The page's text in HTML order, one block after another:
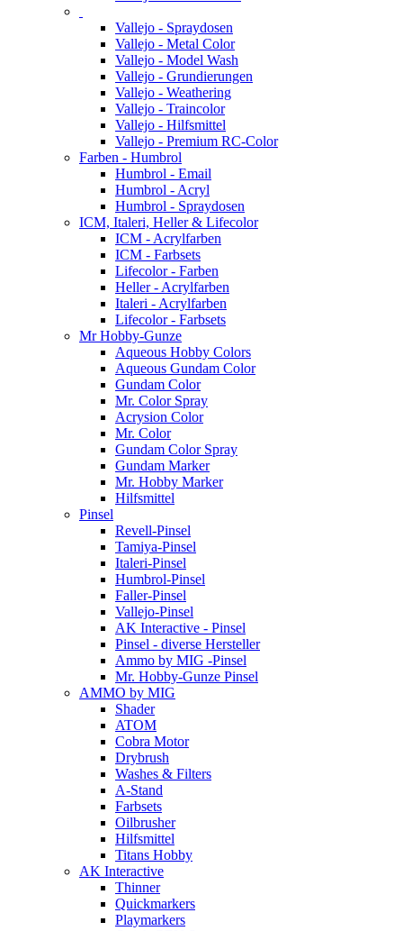
Vallejo - Spraydosen
Vallejo - Metal Color
Vallejo - Model Wash
Vallejo - Grundierungen
Vallejo - Weathering
Vallejo - Traincolor
Vallejo - Hilfsmittel
Vallejo - Premium RC-Color
Farben - Humbrol
Humbrol - Email
Humbrol - Acryl
Humbrol - Spraydosen
ICM, Italeri, Heller & Lifecolor
ICM - Acrylfarben
ICM - Farbsets
Lifecolor - Farben
Heller - Acrylfarben
Italeri - Acrylfarben
Lifecolor - Farbsets
Mr Hobby-Gunze
Aqueous Hobby Colors
Aqueous Gundam Color
Gundam Color
Mr. Color Spray
Acrysion Color
Mr. Color
Gundam Color Spray
Gundam Marker
Mr. Hobby Marker
Hilfsmittel
Pinsel
Revell-Pinsel
Tamiya-Pinsel
Italeri-Pinsel
Humbrol-Pinsel
Faller-Pinsel
Vallejo-Pinsel
AK Interactive - Pinsel
Pinsel - diverse Hersteller
Ammo by MIG -Pinsel
Mr. Hobby-Gunze Pinsel
AMMO by MIG
Shader
ATOM
Cobra Motor
Drybrush
Washes & Filters
A-Stand
Farbsets
Oilbrusher
Hilfsmittel
Titans Hobby
AK Interactive
Thinner
Quickmarkers
Playmarkers